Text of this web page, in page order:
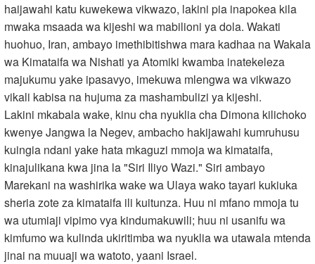
haijawahi katu kuwekewa vikwazo, lakini pia inapokea kila
mwaka msaada wa kijeshi wa mabilioni ya dola. Wakati
huohuo, Iran, ambayo imethibitishwa mara kadhaa na Wakala
wa Kimataifa wa Nishati ya Atomiki kwamba inatekeleza
majukumu yake ipasavyo, imekuwa mlengwa wa vikwazo
vikali kabisa na hujuma za mashambulizi ya kijeshi.
Lakini mkabala wake, kinu cha nyuklia cha Dimona kilichoko
kwenye Jangwa la Negev, ambacho hakijawahi kumruhusu
kuingia ndani yake hata mkaguzi mmoja wa kimataifa,
kinajulikana kwa jina la "Siri Iliyo Wazi." Siri ambayo
Marekani na washirika wake wa Ulaya wako tayari kukiuka
sheria zote za kimataifa ili kuitunza. Huu ni mfano mmoja tu
wa utumiaji vipimo vya kindumakuwili; huu ni usanifu wa
kimfumo wa kulinda ukiritimba wa nyuklia wa utawala mtenda
jinai na muuaji wa watoto, yaani Israel.